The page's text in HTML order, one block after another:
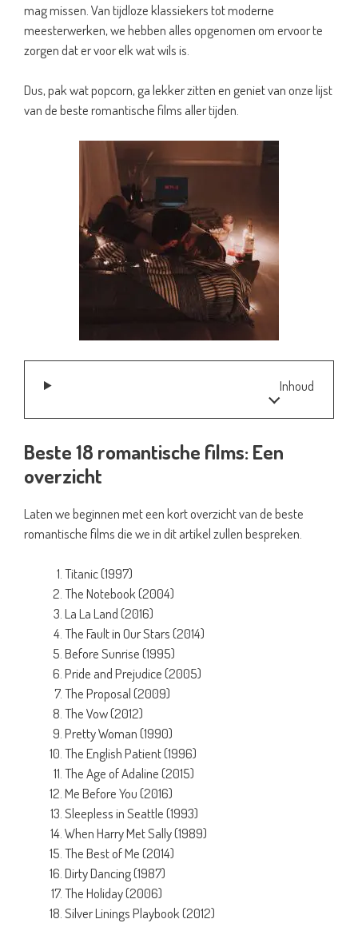
mag missen. Van tijdloze klassiekers tot moderne
meesterwerken, we hebben alles opgenomen om ervoor te
zorgen dat er voor elk wat wils is.
Dus, pak wat popcorn, ga lekker zitten en geniet van onze lijst
van de beste romantische films aller tijden.
Inhoud
Beste 18 romantische films: Een
overzicht
Laten we beginnen met een kort overzicht van de beste
romantische films die we in dit artikel zullen bespreken.
Titanic (1997)
The Notebook (2004)
La La Land (2016)
The Fault in Our Stars (2014)
Before Sunrise (1995)
Pride and Prejudice (2005)
The Proposal (2009)
The Vow (2012)
Pretty Woman (1990)
The English Patient (1996)
The Age of Adaline (2015)
Me Before You (2016)
Sleepless in Seattle (1993)
When Harry Met Sally (1989)
The Best of Me (2014)
Dirty Dancing (1987)
The Holiday (2006)
Silver Linings Playbook (2012)